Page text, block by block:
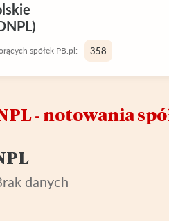
spółek PB.pl: 358
‑ notowania
danych